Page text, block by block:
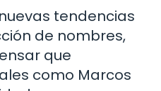
tendencias
de nombres,
que
como Marcos